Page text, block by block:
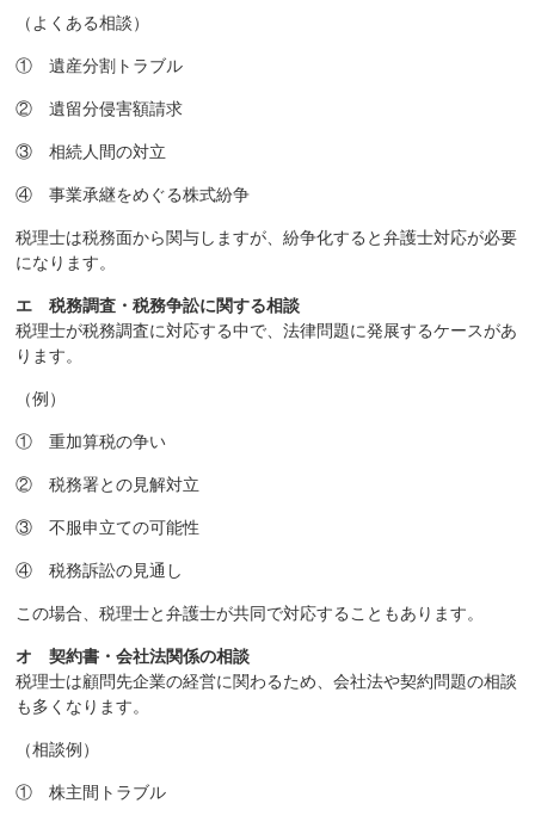
（よくある相談）
① 遺産分割トラブル
② 遺留分侵害額請求
③ 相続人間の対立
④ 事業承継をめぐる株式紛争
税理士は税務面から関与しますが、紛争化すると弁護士対応が必要
になります。
エ 税務調査・税務争訟に関する相談
税理士が税務調査に対応する中で、法律問題に発展するケースがあ
ります。
（例）
① 重加算税の争い
② 税務署との見解対立
③ 不服申立ての可能性
④ 税務訴訟の見通し
この場合、税理士と弁護士が共同で対応することもあります。
オ 契約書・会社法関係の相談
税理士は顧問先企業の経営に関わるため、会社法や契約問題の相談
も多くなります。
（相談例）
① 株主間トラブル